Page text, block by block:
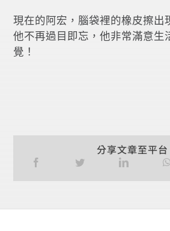
現在的阿宏，腦袋裡的橡皮擦出
他不再過目即忘，他非常滿意生
覺！
分享文章至平台